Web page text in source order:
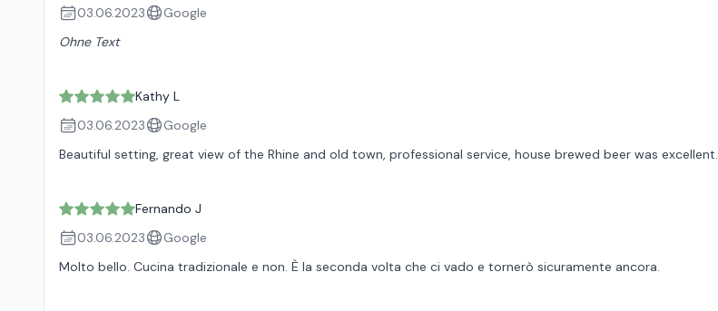
03.06.2023
Google
Ohne Text
Kathy L
03.06.2023
Google
Beautiful setting, great view of the Rhine and old town, professional service, house brewed beer was excellent.
Fernando J
03.06.2023
Google
Molto bello. Cucina tradizionale e non. È la seconda volta che ci vado e tornerò sicuramente ancora.